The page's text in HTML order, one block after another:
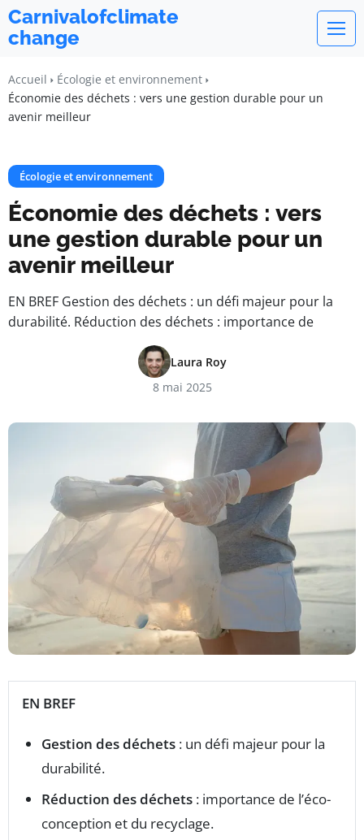
Carnivalofclimate
change
Accueil
Écologie et environnement
Économie des déchets : vers une gestion durable pour un
avenir meilleur
Écologie et environnement
Économie des déchets : vers
une gestion durable pour un
avenir meilleur
EN BREF Gestion des déchets : un défi majeur pour la
durabilité. Réduction des déchets : importance de
Laura Roy
8 mai 2025
EN BREF
Gestion des déchets : un défi majeur pour la
durabilité.
Réduction des déchets : importance de l’éco-
conception et du recyclage.